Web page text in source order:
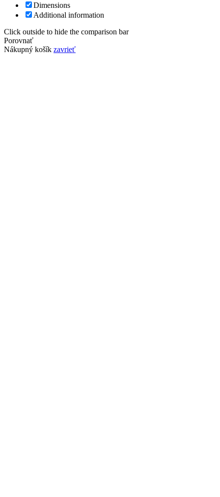
Dimensions
Additional information
Click outside to hide the comparison bar
Porovnať
Nákupný košík zavrieť